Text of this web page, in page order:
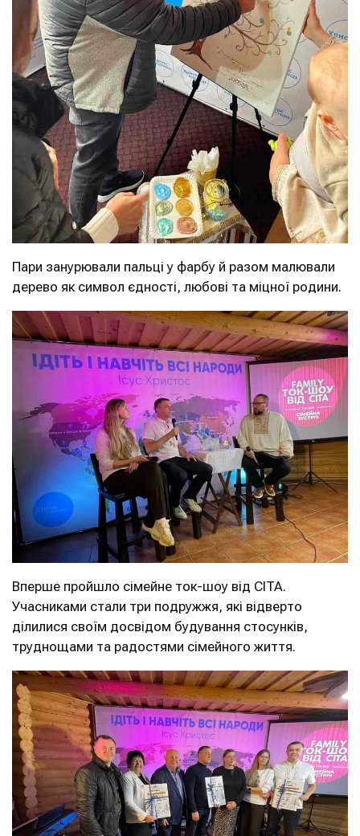
Пари занурювали пальці у фарбу й разом малювали
дерево як символ єдності, любові та міцної родини.
Вперше пройшло сімейне ток-шоу від CITA.
Учасниками стали три подружжя, які відверто
ділилися своїм досвідом будування стосунків,
труднощами та радостями сімейного життя.